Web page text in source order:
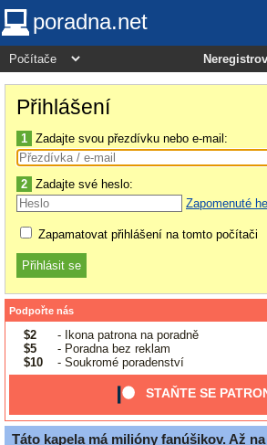
poradna.net
Přihlášení
1 Zadajte svou přezdívku nebo e-mail:
2 Zadajte své heslo:
Zapomenuté
Zapamatovat přihlášení na tomto počítači
Podpořte nás
$2
- Ikona patrona na poradně
$5
- Poradna bez reklam
$10
- Soukromé poradenství
STAŇTE SE
Táto kapela má milióny fanúšikov. Až